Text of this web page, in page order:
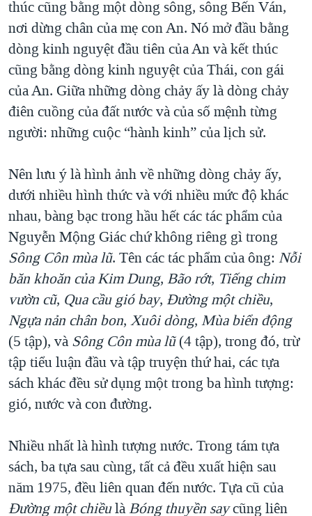
thúc cũng bằng một dòng sông, sông Bến Ván,
nơi dừng chân của mẹ con An. Nó mở đầu bằng
dòng kinh nguyệt đầu tiên của An và kết thúc
cũng bằng dòng kinh nguyệt của Thái, con gái
của An. Giữa những dòng chảy ấy là dòng chảy
điên cuồng của đất nước và của số mệnh từng
người: những cuộc “hành kinh” của lịch sử.
Nên lưu ý là hình ảnh về những dòng chảy ấy,
dưới nhiều hình thức và với nhiều mức độ khác
nhau, bàng bạc trong hầu hết các tác phẩm của
Nguyễn Mộng Giác chứ không riêng gì trong
Sông Côn mùa lũ. Tên các tác phẩm của ông: Nỗi
băn khoăn của Kim Dung, Bão rớt, Tiếng chim
vườn cũ, Qua cầu gió bay, Đường một chiều,
Ngựa nản chân bon, Xuôi dòng, Mùa biển động
(5 tập), vàSông Côn mùa lũ(4 tập), trong đó, trừ
tập tiểu luận đầu và tập truyện thứ hai, các tựa
sách khác đều sử dụng một trong ba hình tượng:
gió, nước và con đường.
Nhiều nhất là hình tượng nước. Trong tám tựa
sách, ba tựa sau cùng, tất cả đều xuất hiện sau
năm 1975, đều liên quan đến nước. Tựa cũ của
Đường một chiềulàBóng thuyền saycũng liên